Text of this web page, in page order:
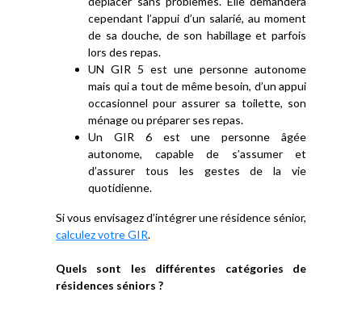
cependant l’appui d’un salarié, au moment
de sa douche, de son habillage et parfois
lors des repas.
UN GIR 5 est une personne autonome
mais qui a tout de même besoin, d’un appui
occasionnel pour assurer sa toilette, son
ménage ou préparer ses repas.
Un GIR 6 est une personne âgée
autonome, capable de s’assumer et
d’assurer tous les gestes de la vie
quotidienne.
Si vous envisagez d’intégrer une résidence sénior,
calculez votre GIR.
Quels sont les différentes catégories de
résidences séniors ?